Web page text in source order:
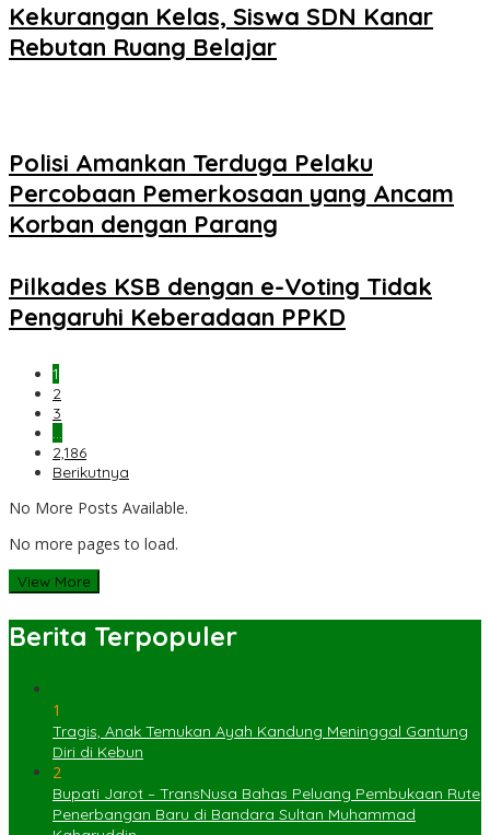
Kekurangan Kelas, Siswa SDN Kanar
Rebutan Ruang Belajar
Polisi Amankan Terduga Pelaku
Percobaan Pemerkosaan yang Ancam
Korban dengan Parang
Pilkades KSB dengan e-Voting Tidak
Pengaruhi Keberadaan PPKD
1
2
3
…
2,186
Berikutnya
No More Posts Available.
No more pages to load.
View More
Berita Terpopuler
1
Tragis, Anak Temukan Ayah Kandung Meninggal Gantung
Diri di Kebun
2
Bupati Jarot – TransNusa Bahas Peluang Pembukaan Rute
Penerbangan Baru di Bandara Sultan Muhammad